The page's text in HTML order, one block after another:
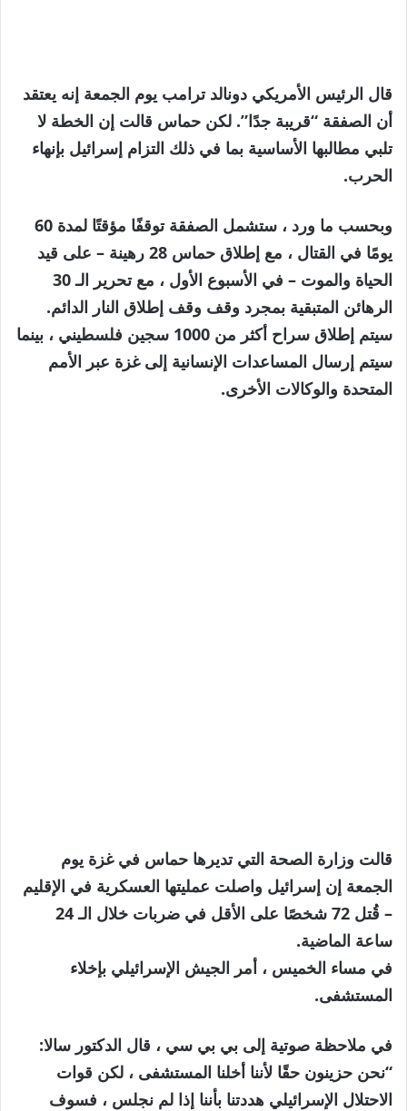
قال الرئيس الأمريكي دونالد ترامب يوم الجمعة إنه يعتقد
أن الصفقة “قريبة جدًا”. لكن حماس قالت إن الخطة لا
تلبي مطالبها الأساسية بما في ذلك التزام إسرائيل بإنهاء
الحرب.
وبحسب ما ورد ، ستشمل الصفقة توقفًا مؤقتًا لمدة 60
يومًا في القتال ، مع إطلاق حماس 28 رهينة – على قيد
الحياة والموت – في الأسبوع الأول ، مع تحرير الـ 30
الرهائن المتبقية بمجرد وقف وقف إطلاق النار الدائم.
سيتم إطلاق سراح أكثر من 1000 سجين فلسطيني ، بينما
سيتم إرسال المساعدات الإنسانية إلى غزة عبر الأمم
المتحدة والوكالات الأخرى.
قالت وزارة الصحة التي تديرها حماس في غزة يوم
الجمعة إن إسرائيل واصلت عمليتها العسكرية في الإقليم
– قُتل 72 شخصًا على الأقل في ضربات خلال الـ 24
ساعة الماضية.
في مساء الخميس ، أمر الجيش الإسرائيلي بإخلاء
المستشفى.
في ملاحظة صوتية إلى بي بي سي ، قال الدكتور سالا:
“نحن حزينون حقًا لأننا أخلنا المستشفى ، لكن قوات
الاحتلال الإسرائيلي هددتنا بأننا إذا لم نجلس ، فسوف